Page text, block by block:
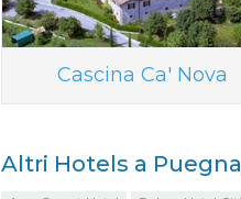
Cascina Ca' Nova
Altri Hotels a